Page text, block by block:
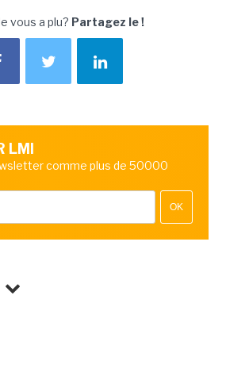
vous a plu? Partagez le !
LMI
comme plus de 50000
OK